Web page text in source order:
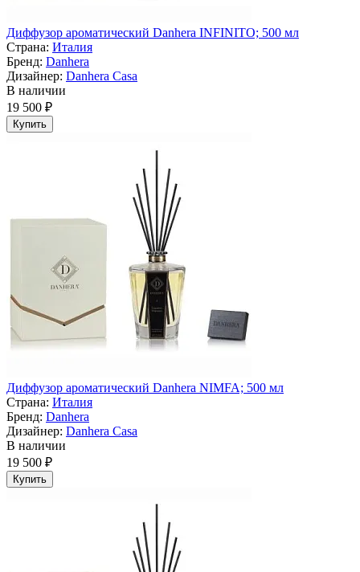
Диффузор ароматический Danhera INFINITO; 500 мл
Страна: Италия
Бренд: Danhera
Дизайнер: Danhera Casa
В наличии
19 500 ₽
Купить
Диффузор ароматический Danhera NIMFA; 500 мл
Страна: Италия
Бренд: Danhera
Дизайнер: Danhera Casa
В наличии
19 500 ₽
Купить